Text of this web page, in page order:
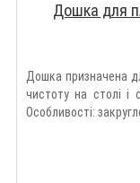
Дошка для
Дошка призначена
чистоту на столі і
Особливості: